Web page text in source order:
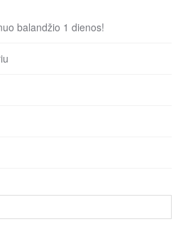
balandžio 1 dienos!